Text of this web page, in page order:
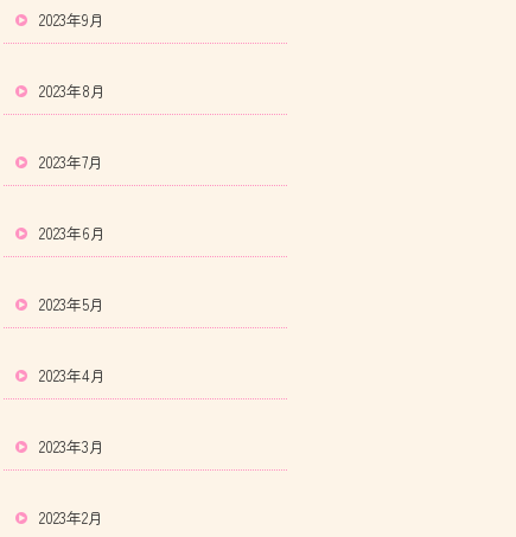
2023年9月
2023年8月
2023年7月
2023年6月
2023年5月
2023年4月
2023年3月
2023年2月